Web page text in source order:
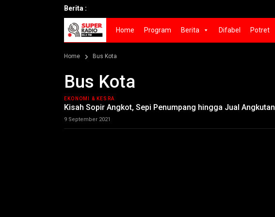
Berita :
Home Program Berita Difabel Potret
Home Bus Kota
Bus Kota
EKONOMI & KESRA
Kisah Sopir Angkot, Sepi Penumpang hingga Jual Angkutan
9 September 2021